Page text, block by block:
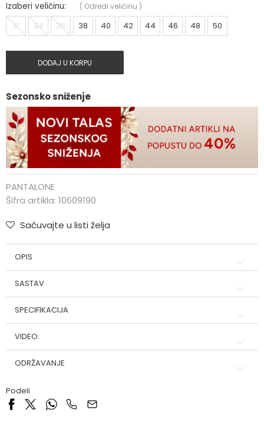
Izaberi veličinu: ( Odredi veličinu )
0 34 36 38 40 42 44 46 48 50
DODAJ U KORPU
Sezonsko sniženje
PANTALONE
Šifra artikla: 10609190
Sačuvajte u listi želja
OPIS
SASTAV
SPECIFIKACIJA
VIDEO:
ODRŽAVANJE
Podeli